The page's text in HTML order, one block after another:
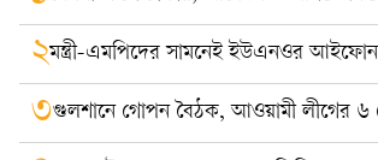
২মন্ত্রী-এমপিদের সামনেই ইউএনওর
৩গুলশানে গোপন বৈঠক, আওয়ামী লীগের ৬